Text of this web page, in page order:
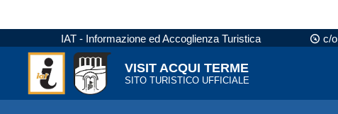
IAT - Informazione ed Accoglienza Turistica c/
VISIT ACQUI TERME
SITO TURISTICO UFFICIALE